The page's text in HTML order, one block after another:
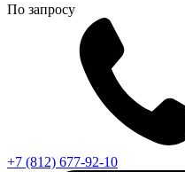
По запросу
+7 (812) 677-92-10